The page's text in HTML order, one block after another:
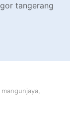
tangerang